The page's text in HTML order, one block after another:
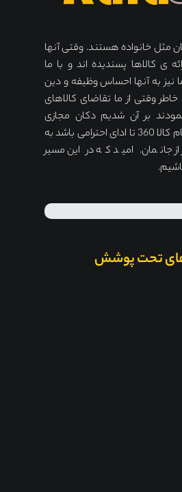
مثل خانواده هستند. وقتی آنها
ی کالاها پسندیده اند و با ما
نیز به آنها احساس وظیفه و دین
وقتی از ما تقاضای کالاهای
بر آن شدیم دکان مجازی
دیگری بگشائیم با نام کالا 360 تا ادای احترامی باشد به
جانمان. امید که در این مسیر
تحت پوشش